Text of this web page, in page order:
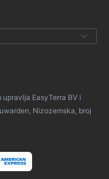
EasyTerra BV i
Nizozemska, broj